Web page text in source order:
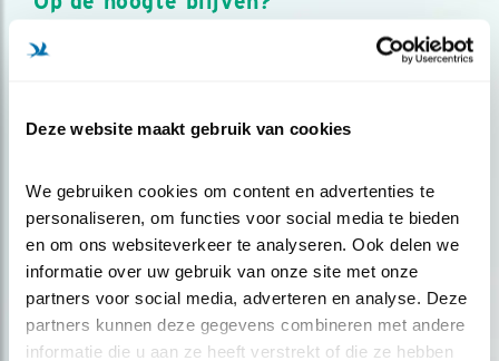
Deze website maakt gebruik van cookies
We gebruiken cookies om content en advertenties te
personaliseren, om functies voor social media te bieden
en om ons websiteverkeer te analyseren. Ook delen we
informatie over uw gebruik van onze site met onze
partners voor social media, adverteren en analyse. Deze
partners kunnen deze gegevens combineren met andere
informatie die u aan ze heeft verstrekt of die ze hebben
Meld je aan en ontvang nieuws, inspiratie, acties en tips
over vogels en activiteiten van Vogelbescherming.